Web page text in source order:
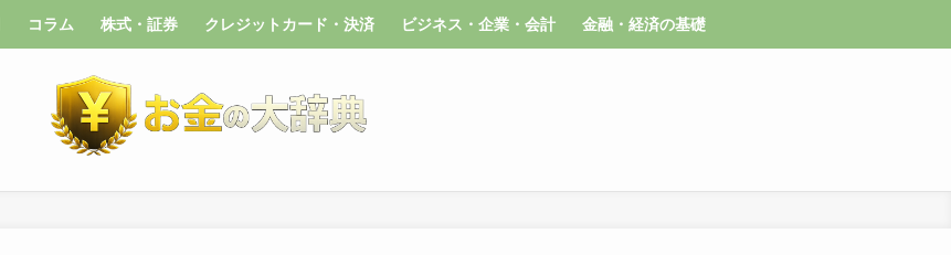
コラム 株式・証券 クレジットカード・決済 ビジネス・企業・会計 金融・経済の基礎